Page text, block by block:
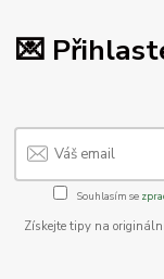
💌
Souhlasím se
Získejte tipy na